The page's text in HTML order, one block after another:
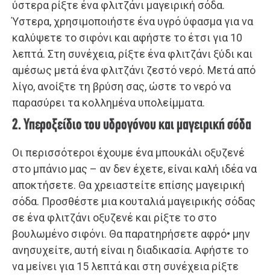
ύστερα ρίξτε ένα φλιτζάνι μαγειρική σόδα.
Ύστερα, χρησιμοποιήστε ένα υγρό ύφασμα για να
καλύψετε το σιφόνι και αφήστε το έτσι για 10
λεπτά. Στη συνέχεια, ρίξτε ένα φλιτζάνι ξύδι και
αμέσως μετά ένα φλιτζάνι ζεστό νερό. Μετά από
λίγο, ανοίξτε τη βρύση σας, ώστε το νερό να
παρασύρει τα κολλημένα υπολείμματα.
2. Υπεροξείδιο του υδρογόνου και μαγειρική σόδα
Οι περισσότεροι έχουμε ένα μπουκάλι οξυζενέ
στο μπάνιο μας – αν δεν έχετε, είναι καλή ιδέα να
αποκτήσετε. Θα χρειαστείτε επίσης μαγειρική
σόδα. Προσθέστε μια κουταλιά μαγειρικής σόδας
σε ένα φλιτζάνι οξυζενέ και ρίξτε το στο
βουλωμένο σιφόνι. Θα παρατηρήσετε αφρό• μην
ανησυχείτε, αυτή είναι η διαδικασία. Αφήστε το
να μείνει για 15 λεπτά και στη συνέχεια ρίξτε